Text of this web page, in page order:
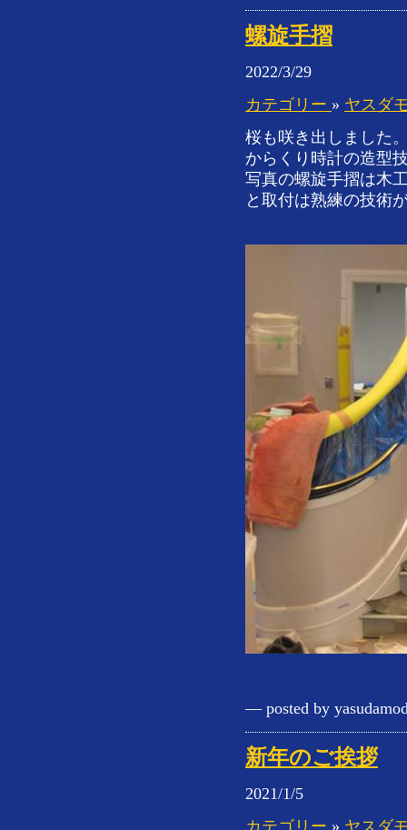
螺旋手摺
2022/3/29
カテゴリー » ヤスダ
桜も咲き出しました
からくり時計の造型
写真の螺旋手摺は木
と取付は熟練の技術
— posted by
新年のご挨拶
2021/1/5